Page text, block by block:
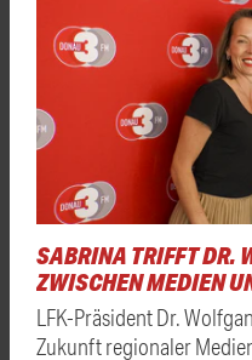
SABRINA TRIFFT DR.
WISCHEN MEDIEN
LFK-Präsident Dr.
Zukunft regionaler